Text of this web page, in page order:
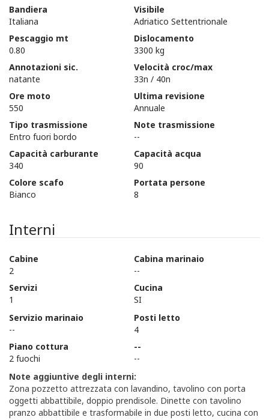
Bandiera
Italiana
Pescaggio mt
0.80
Annotazioni sic.
natante
Ore moto
550
Tipo trasmissione
Entro fuori bordo
Capacità carburante
340
Colore scafo
Bianco
Visibile
Adriatico Settentrionale
Dislocamento
3300 kg
Velocità croc/max
33n / 40n
Ultima revisione
Annuale
Note trasmissione
--
Capacità acqua
90
Portata persone
8
Interni
Cabine
2
Servizi
1
Cabina marinaio
--
Cucina
SI
Servizio marinaio
--
Piano cottura
2 fuochi
Posti letto
4
--
--
Note aggiuntive degli interni:
Zona pozzetto attrezzata con lavandino, tavolino con porta
oggetti abbattibile, doppio prendisole. Dinette con tavolino
pranzo abbattibile e trasformabile in due posti letto, cucina con